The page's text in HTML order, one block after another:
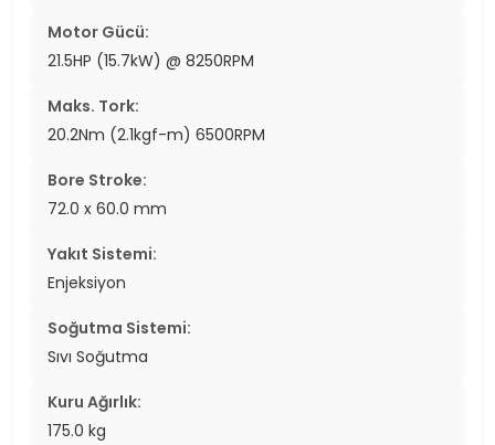
Motor Gücü:
21.5HP (15.7kW) @ 8250RPM
Maks. Tork:
20.2Nm (2.1kgf-m) 6500RPM
Bore Stroke:
72.0 x 60.0 mm
Yakıt Sistemi:
Enjeksiyon
Soğutma Sistemi:
Sıvı Soğutma
Kuru Ağırlık:
175.0 kg